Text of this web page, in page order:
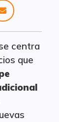
centra
que